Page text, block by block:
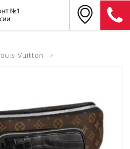
№1
Vuitton